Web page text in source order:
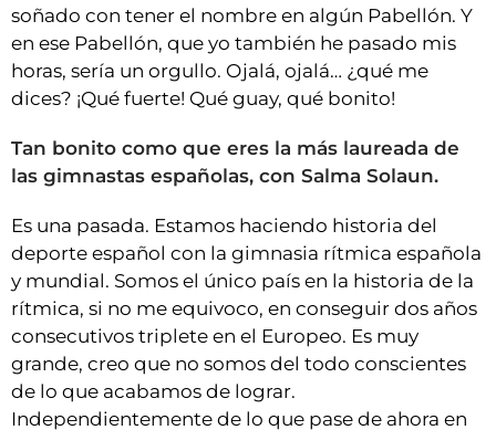
soñado con tener el nombre en algún Pabellón. Y
en ese Pabellón, que yo también he pasado mis
horas, sería un orgullo. Ojalá, ojalá… ¿qué me
dices? ¡Qué fuerte! Qué guay, qué bonito!
Tan bonito como que eres la más laureada de
las gimnastas españolas, con Salma Solaun.
Es una pasada. Estamos haciendo historia del
deporte español con la gimnasia rítmica española
y mundial. Somos el único país en la historia de la
rítmica, si no me equivoco, en conseguir dos años
consecutivos triplete en el Europeo. Es muy
grande, creo que no somos del todo conscientes
de lo que acabamos de lograr.
Independientemente de lo que pase de ahora en